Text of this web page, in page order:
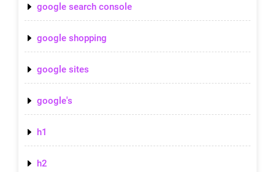
google search console
google shopping
google sites
google's
h1
h2